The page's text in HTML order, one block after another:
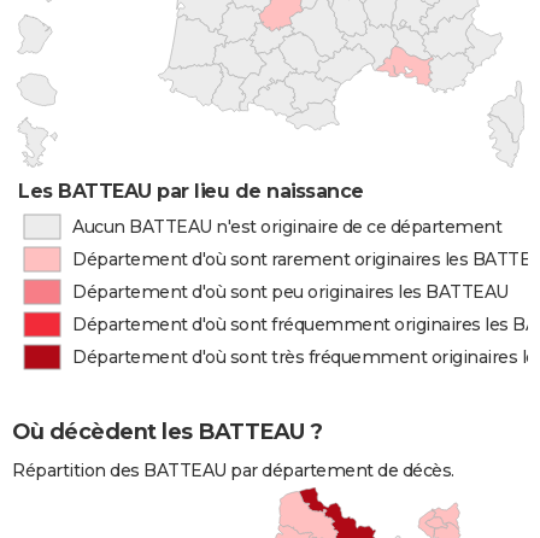
Les BATTEAU par lieu de naissance
Aucun BATTEAU n'est originaire de ce département
Département d'où sont rarement originaires les
Département d'où sont peu originaires les BATTEAU
Département d'où sont fréquemment originaires les
Département d'où sont très fréquemment originaires
Où décèdent les BATTEAU ?
Répartition des BATTEAU par département de décès.